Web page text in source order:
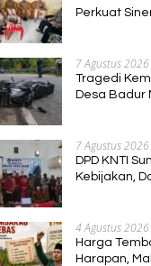
Perkuat
7 Agustus 2026
Tragedi
Desa Badur
Kadus
7 Agustus 2026
DPD KNTI
Kebijakan,
4 Agustus 2026
Harga
Harapan,